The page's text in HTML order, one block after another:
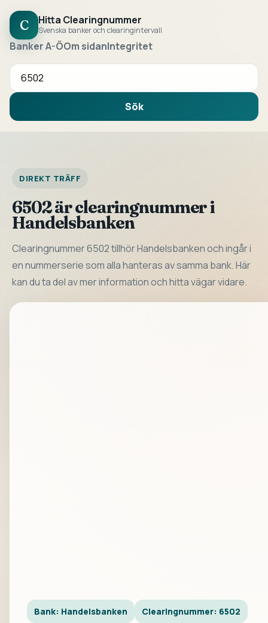
C Hitta Clearingnummer
Svenska banker och clearingintervall
Banker A-ÖOm sidanIntegritet
Sök bank eller clearingnummer
Sök
DIREKT TRÄFF
6502 är clearingnummer i
Handelsbanken
Clearingnummer 6502 tillhör Handelsbanken och ingår i
en nummerserie som alla hanteras av samma bank. Här
kan du ta del av mer information och hitta vägar vidare.
Bank: Handelsbanken Clearingnummer: 6502